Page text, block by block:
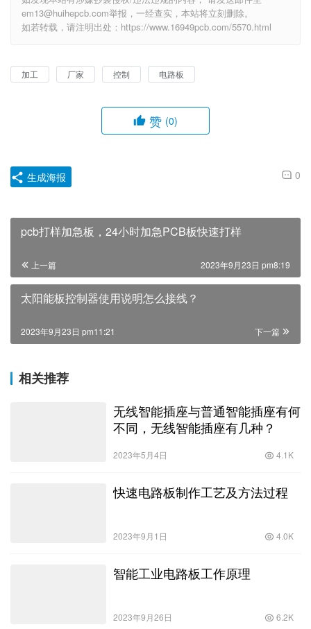
em13@huihepcb.com举报，一经查实，本站将立刻删除。
如若转载，请注明出处：https://www.16949pcb.com/5570.html
加工 厂家 控制 电路板
赞 (0)
0
生成海报
pcb打样加急板，24小时加急PCB板快速打样
上一篇 2023年9月23日 pm8:19
太阳能板控制器使用说明怎么接线？
下一篇
2023年9月23日 pm11:21
相关推荐
无线智能插座与普通智能插座有何
不同，无线智能插座有几种？
2023年5月4日 4.1K
快速电路板制作工艺及方法过程
2023年9月1日 4.0K
智能工业电路板工作原理
2023年9月26日 6.2K